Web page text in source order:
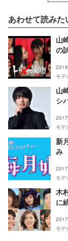
あわせて読みた
山
の
モデ
山
シ
モデ
新
み
モデ
木
に
モデ